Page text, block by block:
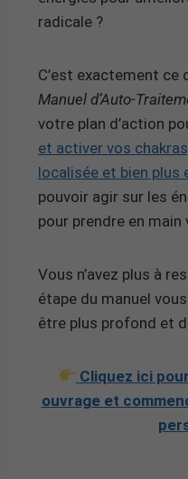
radicale ?
C’est exactement ce
Manuel d’Auto-
votre plan d’action
et activer vos
localisée et bien plus
pouvoir agir sur les
pour prendre en main
Vous n’avez plus à
étape du manuel
être plus profond et
Cliquez ici
ouvrage et